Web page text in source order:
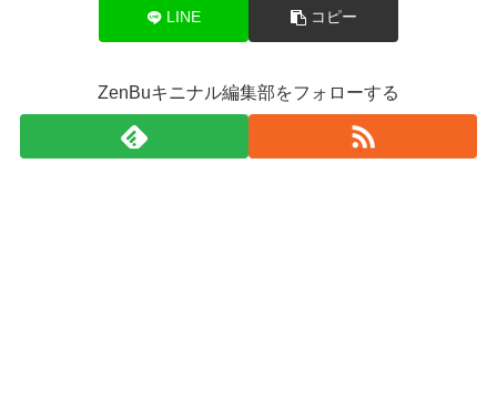
LINE コピー
ZenBuキニナル編集部をフォローする